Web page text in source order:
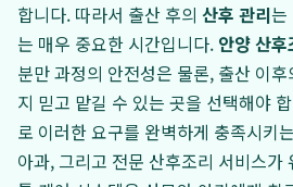
합니다. 따라서 출산 후의 산후 관리는
는 매우 중요한 시간입니다. 안양 산후
분만 과정의 안전성은 물론, 출산 이
지 믿고 맡길 수 있는 곳을 선택해야
로 이러한 요구를 완벽하게 충족시키
아과, 그리고 전문 산후조리 서비스가